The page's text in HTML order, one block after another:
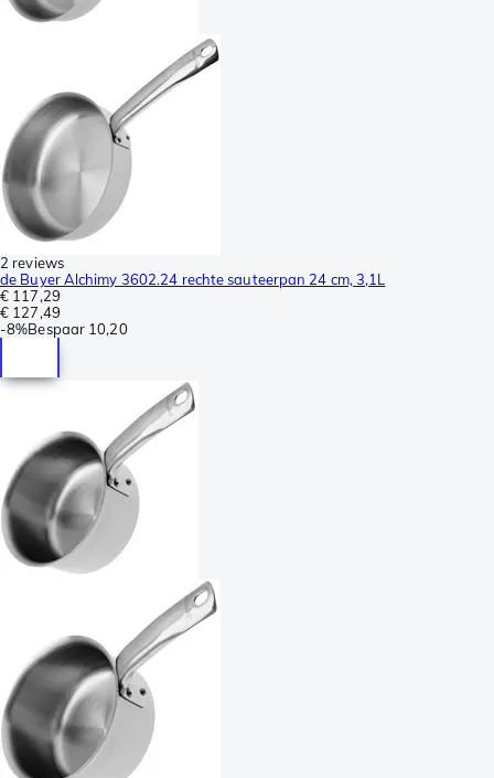
2 reviews
de Buyer Alchimy 3602.24 rechte sauteerpan 24 cm, 3,1L
€ 117,29
€ 127,49
-8%Bespaar 10,20